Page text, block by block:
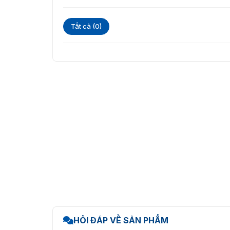
Dòng EZ được thiết kế với chức năng IR
khi đối tượng đến gần máy ảnh trong đêm.
Tất cả (0)
HỎI ĐÁP VỀ SẢN PHẨM